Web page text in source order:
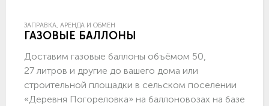
ЗАПРАВКА, АРЕНДА И ОБМЕН
ГАЗОВЫЕ БАЛЛОНЫ
Доставим газовые баллоны объёмом 50,
27 литров и другие до вашего дома или
строительной площадки в сельском поселении
«Деревня Погореловка» на баллоновозах на базе